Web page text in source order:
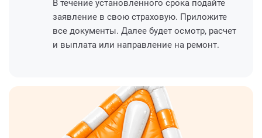
В течение установленного срока подайте
заявление в свою страховую. Приложите
все документы. Далее будет осмотр, расчет
и выплата или направление на ремонт.